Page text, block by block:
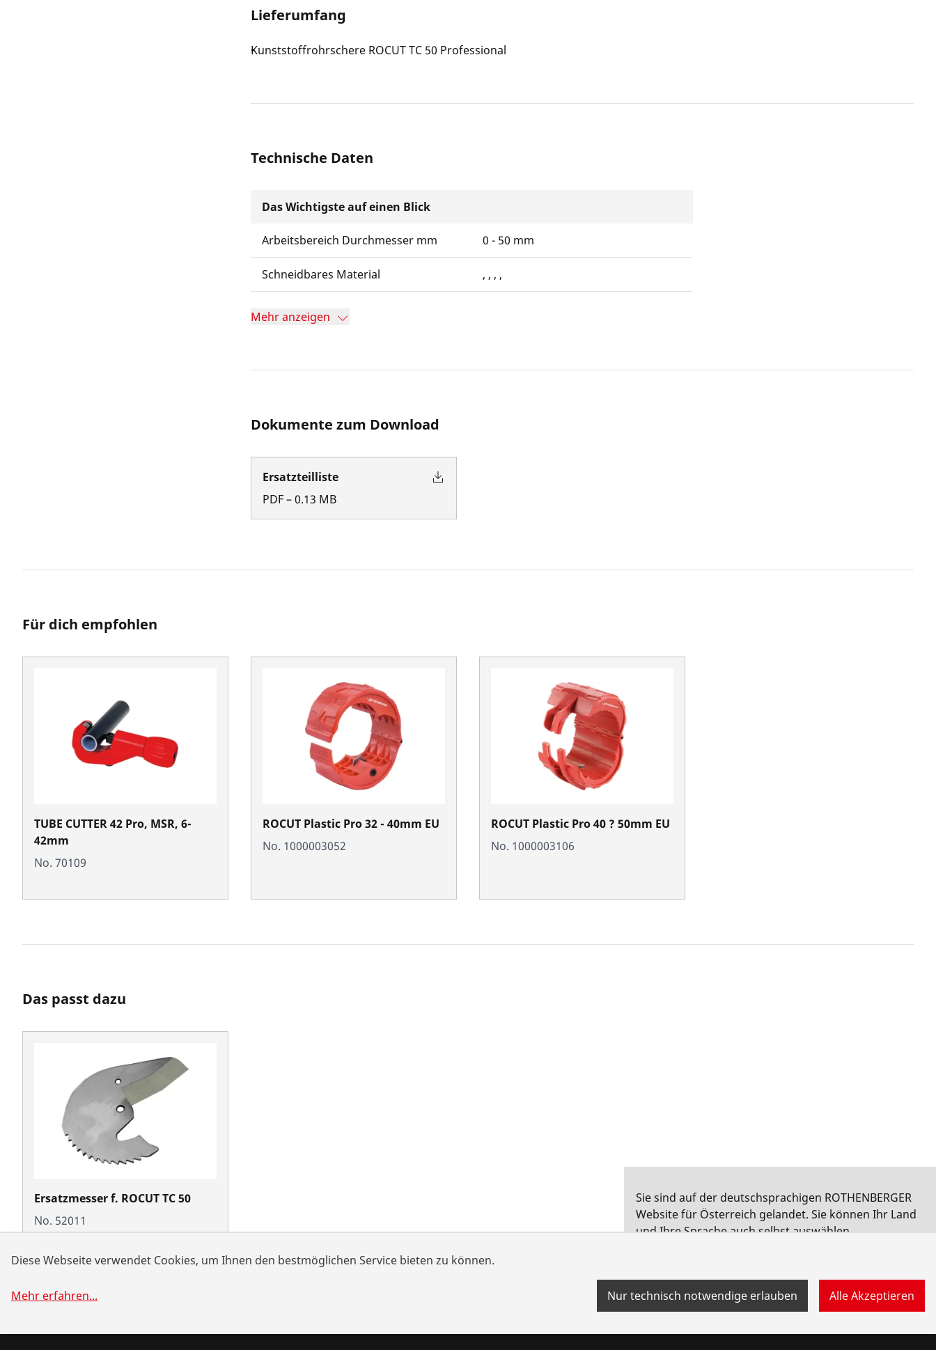
Lieferumfang
Kunststoffrohrschere ROCUT TC 50 Professional
Technische Daten
Das Wichtigste auf einen Blick
Arbeitsbereich Durchmesser mm 0 - 50 mm
Schneidbares Material , , , ,
Mehr anzeigen
Dokumente zum Download
Ersatzteilliste
PDF–0.13 MB
Für dich empfohlen
TUBE CUTTER 42 Pro, MSR, 6-
42mm
No. 70109
ROCUT Plastic Pro 32 - 40mm EU
No. 1000003052
ROCUT Plastic Pro 40 ? 50mm EU
No. 1000003106
Das passt dazu
Ersatzmesser f. ROCUT TC 50
No. 52011
Sie sind auf der deutschsprachigen ROTHENBERGER
Website für Österreich gelandet. Sie können Ihr Land
und Ihre Sprache auch selbst auswählen.
Diese Webseite verwendet Cookies, um Ihnen den bestmöglichen Service bieten zu können.
Mehr erfahren... Nur technisch notwendige erlauben Alle Akzeptieren